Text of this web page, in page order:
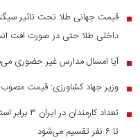
■ قیمت جهانی طلا تحت تاثیر
داخلی طلا حتی در صورت افت
■ آیا امسال مدارس غیر حضوری
■ وزیر جهاد کشاورزی: قیمت مصوب شیر خام ۲۳
■
تا ۶ نفر تقسیم می‌شود